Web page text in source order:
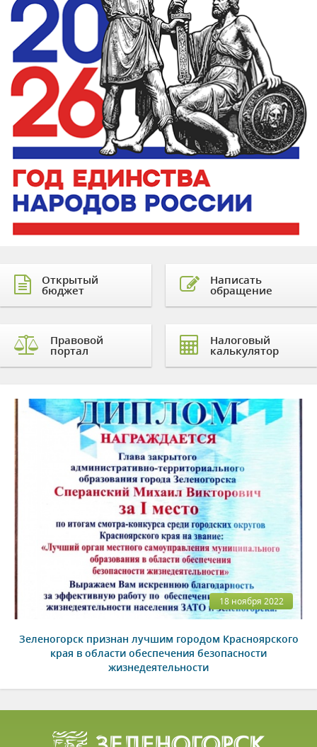
Открытый
бюджет
Правовой
портал
Написать
обращение
Налоговый
калькулятор
18 ноября 2022
Зеленогорск признан лучшим городом Красноярского
края в области обеспечения безопасности
жизнедеятельности